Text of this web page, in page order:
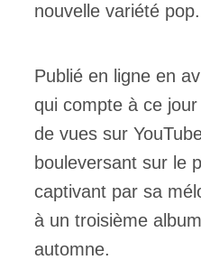
nouvelle variété
Publié en ligne en
qui compte à ce
de vues sur
bouleversant sur le
captivant par sa
à un troisième
automne.